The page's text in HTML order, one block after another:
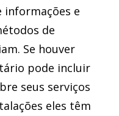
informações e
de
Se houver
pode incluir
seus serviços
eles têm